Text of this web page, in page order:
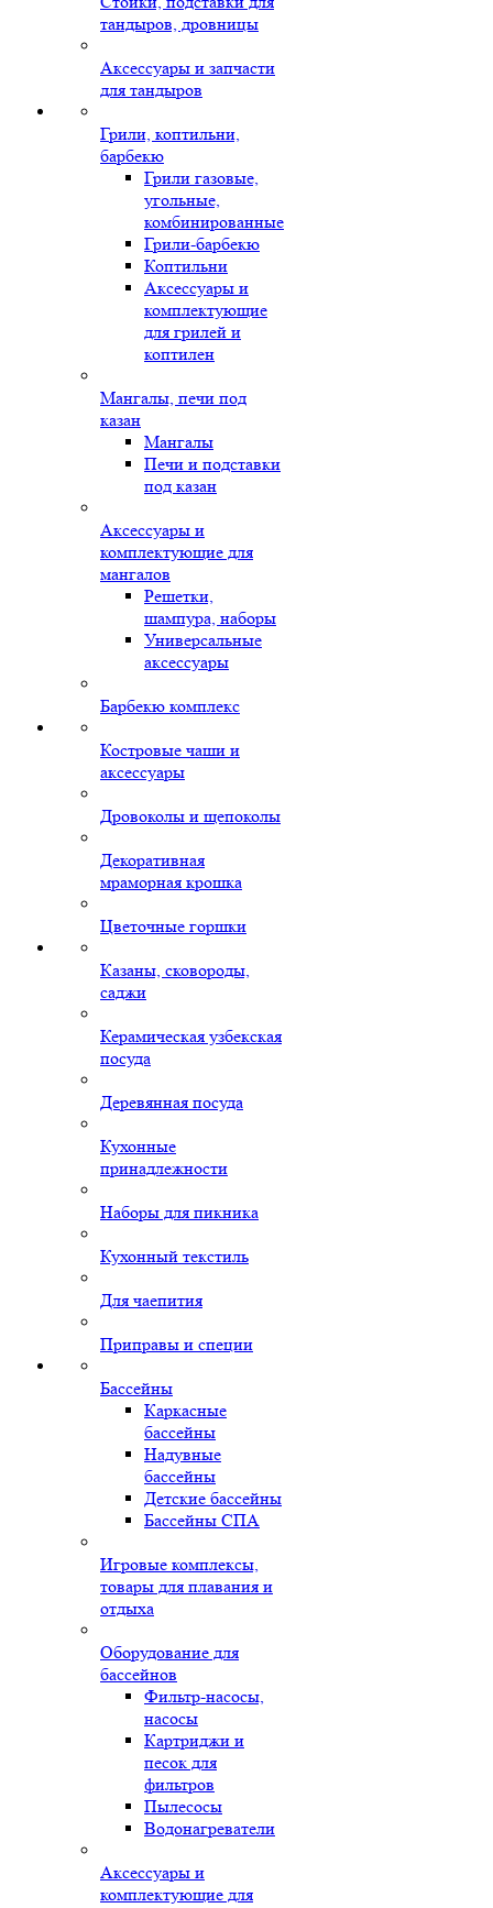
тандыров, дровницы
Аксессуары и запчасти
для тандыров
Грили, коптильни,
барбекю
Грили газовые,
угольные,
комбинированные
Грили-барбекю
Коптильни
Аксессуары и
комплектующие
для грилей и
коптилен
Мангалы, печи под
казан
Мангалы
Печи и подставки
под казан
Аксессуары и
комплектующие для
мангалов
Решетки,
шампура, наборы
Универсальные
аксессуары
Барбекю комплекс
Костровые чаши и
аксессуары
Дровоколы и щепоколы
Декоративная
мраморная крошка
Цветочные горшки
Казаны, сковороды,
саджи
Керамическая узбекская
посуда
Деревянная посуда
Кухонные
принадлежности
Наборы для пикника
Кухонный текстиль
Для чаепития
Приправы и специи
Бассейны
Каркасные
бассейны
Надувные
бассейны
Детские бассейны
Бассейны СПА
Игровые комплексы,
товары для плавания и
отдыха
Оборудование для
бассейнов
Фильтр-насосы,
насосы
Картриджи и
песок для
фильтров
Пылесосы
Водонагреватели
Аксессуары и
комплектующие для